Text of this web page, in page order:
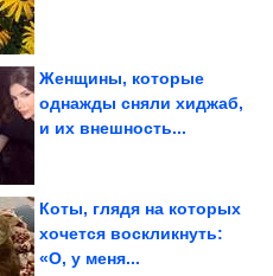
Трогательные фото
Женщины, которые
однажды сняли хиджаб,
и их внешность...
Что добавить в
жидкость для мытья
посуды, если мало пены
Коты, глядя на которых
хочется воскликнуть:
«О, у меня...